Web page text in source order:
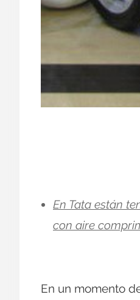
En Tata están
con aire
En un momento